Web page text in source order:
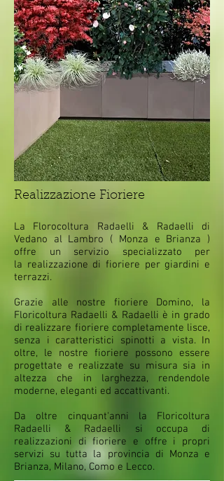
Realizzazione Fioriere
La Florocoltura Radaelli & Radaelli di
Vedano al Lambro ( Monza e Brianza )
offre un servizio specializzato per
la realizzazione di fioriere per giardini e
terrazzi.
Grazie alle nostre fioriere Domino, la
Floricoltura Radaelli & Radaelli è in grado
di realizzare fioriere completamente lisce,
senza i caratteristici spinotti a vista. In
oltre, le nostre fioriere possono essere
progettate e realizzate su misura sia in
altezza che in larghezza, rendendole
moderne, eleganti ed accattivanti.
Da oltre cinquant'anni la Floricoltura
Radaelli & Radaelli si occupa di
realizzazioni di fioriere e offre i propri
servizi su tutta la provincia di Monza e
Brianza, Milano, Como e Lecco.